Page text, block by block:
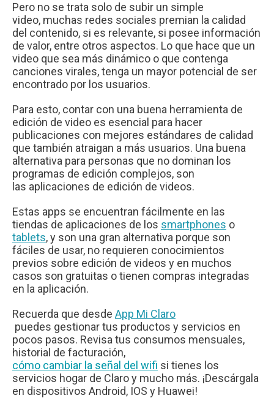
Pero no se trata solo de subir un simple
video, muchas redes sociales premian la calidad
del contenido, si es relevante, si posee información
de valor, entre otros aspectos. Lo que hace que un
video que sea más dinámico o que contenga
canciones virales, tenga un mayor potencial de ser
encontrado por los usuarios.
Para esto, contar con una buena herramienta de
edición de video es esencial para hacer
publicaciones con mejores estándares de calidad
que también atraigan a más usuarios. Una buena
alternativa para personas que no dominan los
programas de edición complejos, son
las aplicaciones de edición de videos.
Estas apps se encuentran fácilmente en las
tiendas de aplicaciones de los smartphones o
tablets, y son una gran alternativa porque son
fáciles de usar, no requieren conocimientos
previos sobre edición de videos y en muchos
casos son gratuitas o tienen compras integradas
en la aplicación.
Recuerda que desde App Mi Claro
puedes gestionar tus productos y servicios en
pocos pasos. Revisa tus consumos mensuales,
historial de facturación,
cómo cambiar la señal del wifi si tienes los
servicios hogar de Claro y mucho más. ¡Descárgala
en dispositivos Android, IOS y Huawei!